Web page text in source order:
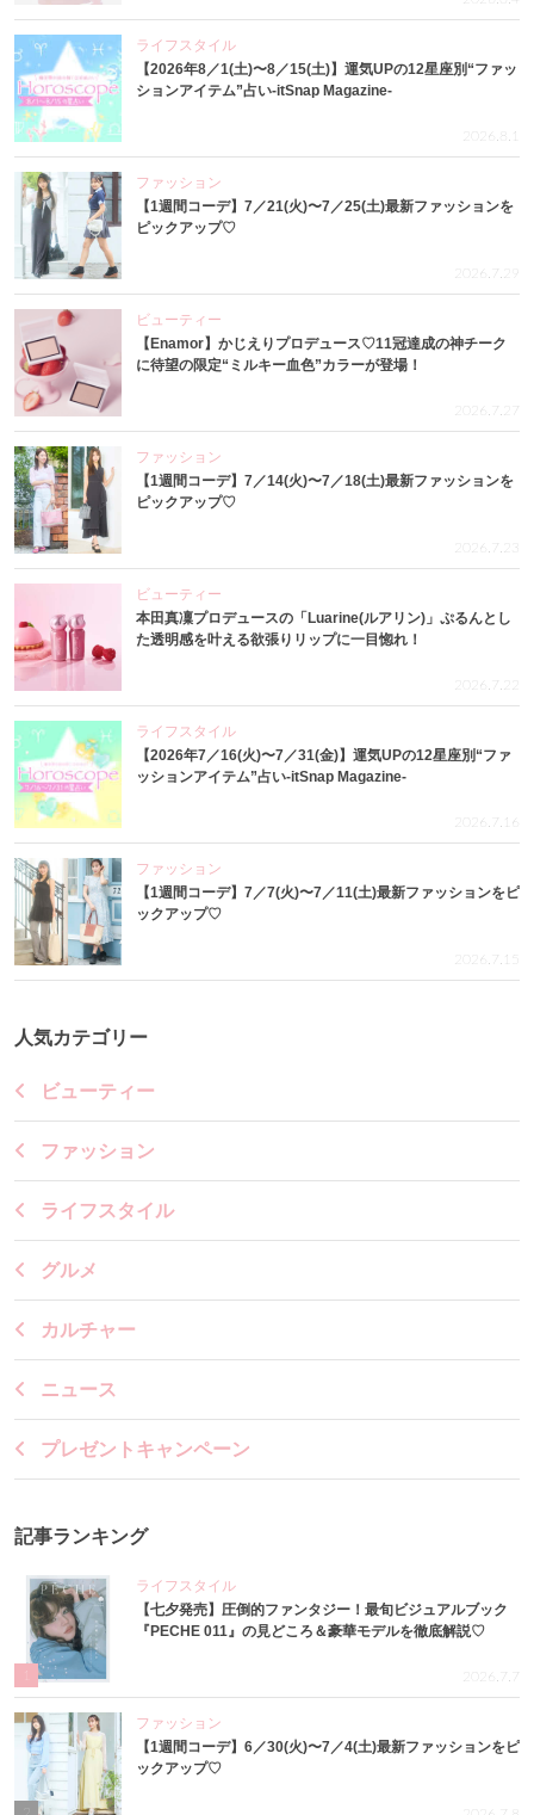
ライフスタイル
【2026年8／1(土)〜8／15(土)】運気UPの12星座別“ファッ
ションアイテム”占い-itSnap Magazine-
2026.8.1
ファッション
【1週間コーデ】7／21(火)〜7／25(土)最新ファッションを
ピックアップ♡
2026.7.29
ビューティー
【Enamor】かじえりプロデュース♡11冠達成の神チーク
に待望の限定“ミルキー血色”カラーが登場！
2026.7.27
ファッション
【1週間コーデ】7／14(火)〜7／18(土)最新ファッションを
ピックアップ♡
2026.7.23
ビューティー
本田真凜プロデュースの「Luarine(ルアリン)」ぷるんとし
た透明感を叶える欲張りリップに一目惚れ！
2026.7.22
ライフスタイル
【2026年7／16(火)〜7／31(金)】運気UPの12星座別“ファ
ッションアイテム”占い-itSnap Magazine-
2026.7.16
ファッション
【1週間コーデ】7／7(火)〜7／11(土)最新ファッションをピ
ックアップ♡
2026.7.15
人気カテゴリー
ビューティー
ファッション
ライフスタイル
グルメ
カルチャー
ニュース
プレゼントキャンペーン
記事ランキング
ライフスタイル
【七夕発売】圧倒的ファンタジー！最旬ビジュアルブック
『PECHE 011』の見どころ＆豪華モデルを徹底解説♡
2026.7.7
ファッション
【1週間コーデ】6／30(火)〜7／4(土)最新ファッションをピ
ックアップ♡